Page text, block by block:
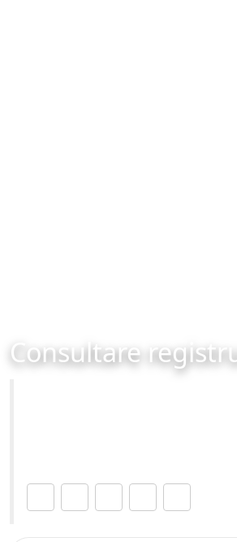
Consultare registru